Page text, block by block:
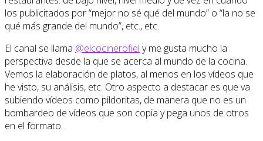
los publicitados por “mejor no sé qué del mundo” o “la no se
qué más grande del mundo”, etc., etc.
El canal se llama @elcocinerofiel y me gusta mucho la
perspectiva desde la que se acerca al mundo de la cocina.
Vemos la elaboración de platos, al menos en los vídeos que
he visto, su análisis, etc. Otro aspecto a destacar es que va
subiendo vídeos como pildoritas, de manera que no es un
bombardeo de vídeos que son copia y pega unos de otros
en el formato.